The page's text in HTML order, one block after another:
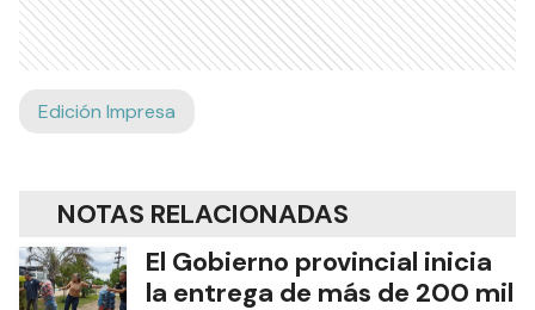
Edición Impresa
NOTAS RELACIONADAS
El Gobierno provincial inicia
la entrega de más de 200 mil